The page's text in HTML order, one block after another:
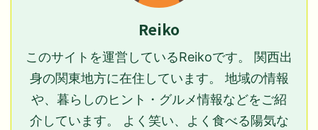
Reiko
このサイトを運営しているReikoです。 関西出
身の関東地方に在住しています。 地域の情報
や、暮らしのヒント・グルメ情報などをご紹
介しています。 よく笑い、よく食べる陽気な